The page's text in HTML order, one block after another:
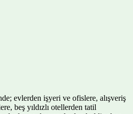
evlerden işyeri ve ofislere, alışveriş
beş yıldızlı otellerden tatil